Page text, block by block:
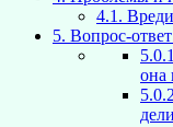
4.1.
5. Вопрос-
она